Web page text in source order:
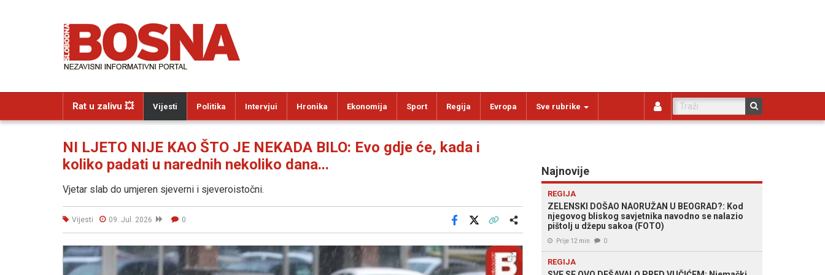
Rat u zalivu 💥 Vijesti Politika Intervjui Hronika Ekonomija Sport Regija Evropa Sve rubrike
NI LJETO NIJE KAO ŠTO JE NEKADA BILO: Evo gdje će, kada i
koliko padati u narednih nekoliko dana...
Vjetar slab do umjeren sjeverni i sjeveroistočni.
Vijesti 09. Jul. 2026 0
Facebook
Najnovije
REGIJA
ZELENSKI DOŠAO NAORUŽAN U BEOGRAD?: Kod
njegovog bliskog savjetnika navodno se nalazio
pištolj u džepu sakoa (FOTO)
Prije 12 min 0
REGIJA